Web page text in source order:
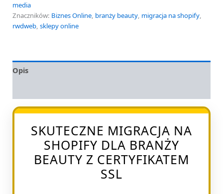
media
Znaczników: Biznes Online, branży beauty, migracja na shopify,
rwdweb, sklepy online
Opis
SKUTECZNE MIGRACJA NA
SHOPIFY DLA BRANŻY
BEAUTY Z CERTYFIKATEM
SSL